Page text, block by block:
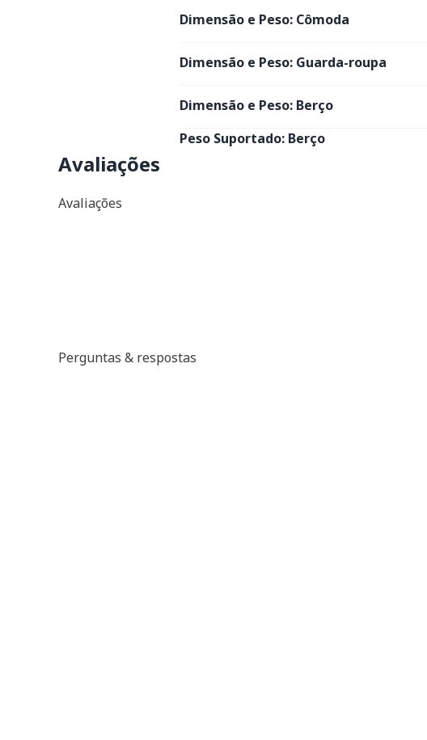
Dimensão e Peso: Cômoda
Dimensão e Peso: Guarda-roupa
Dimensão e Peso: Berço
Peso Suportado: Berço
Avaliações
Avaliações
Perguntas & respostas